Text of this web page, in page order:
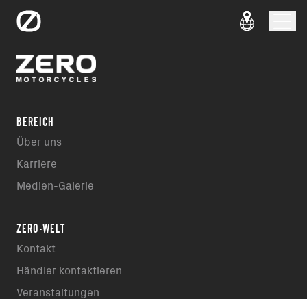
BEREICH
Über uns
Karriere
Medien-Galerie
ZERO-WELT
Kontakt
Händler kontaktieren
Veranstaltungen